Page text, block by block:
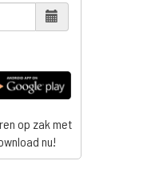
op zak met
nu!